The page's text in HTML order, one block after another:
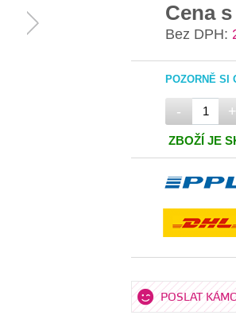
Cena
Bez DPH:
POZORNĚ SI
- +
ZBOŽÍ JE
POSLAT